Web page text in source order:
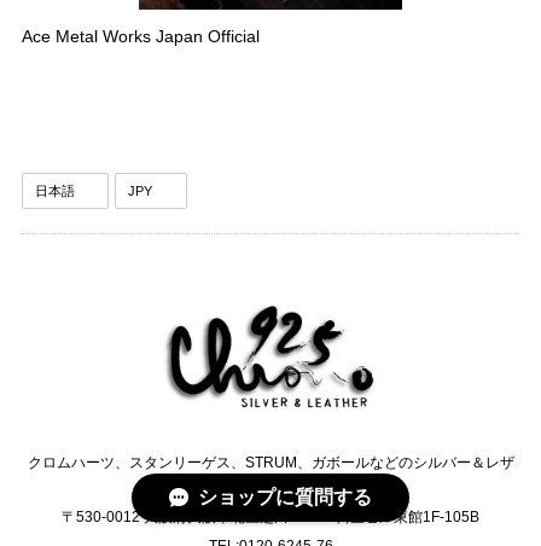
Ace Metal Works Japan Official
クロムハーツ、スタンリーゲス、STRUM、ガボールなどのシルバー＆レザ
ーセレクトショップCHRONO
〒530-0012 大阪府大阪市北区芝田2-2-13 日生ビル東館1F-105B
ショップに質問する